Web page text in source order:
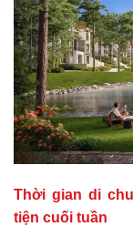
Thời gian di
tiện cuối tuần